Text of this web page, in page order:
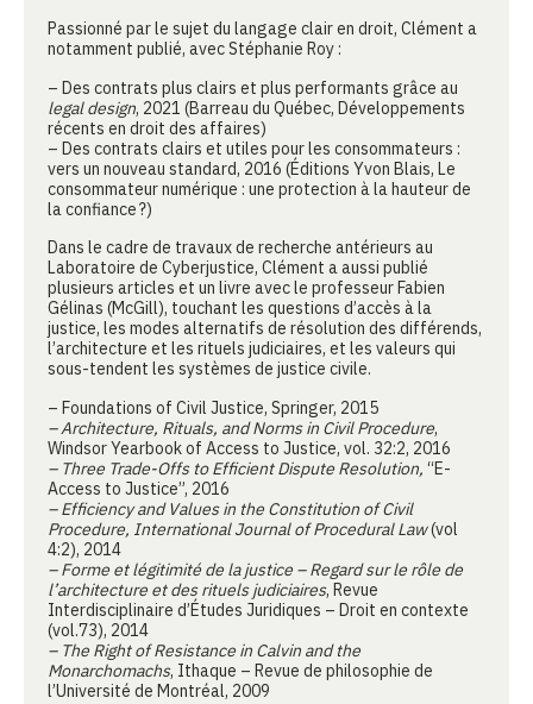
Passionné par le sujet du langage clair en droit, Clément a
notamment publié, avec Stéphanie Roy :
– Des contrats plus clairs et plus performants grâce au
legal design, 2021 (Barreau du Québec, Développements
récents en droit des affaires)
– Des contrats clairs et utiles pour les consommateurs :
vers un nouveau standard, 2016 (Éditions Yvon Blais, Le
consommateur numérique : une protection à la hauteur de
la confiance ?)
Dans le cadre de travaux de recherche antérieurs au
Laboratoire de Cyberjustice, Clément a aussi publié
plusieurs articles et un livre avec le professeur Fabien
Gélinas (McGill), touchant les questions d’accès à la
justice, les modes alternatifs de résolution des différends,
l’architecture et les rituels judiciaires, et les valeurs qui
sous-tendent les systèmes de justice civile.
– Foundations of Civil Justice, Springer, 2015
– Architecture, Rituals, and Norms in Civil Procedure,
Windsor Yearbook of Access to Justice, vol. 32:2, 2016
– Three Trade-Offs to Efficient Dispute Resolution, “E-
Access to Justice”, 2016
– Efficiency and Values in the Constitution of Civil
Procedure, International Journal of Procedural Law(vol
4:2), 2014
– Forme et légitimité de la justice – Regard sur le rôle de
l’architecture et des rituels judiciaires, Revue
Interdisciplinaire d’Études Juridiques – Droit en contexte
(vol.73), 2014
– The Right of Resistance in Calvin and the
Monarchomachs, Ithaque – Revue de philosophie de
l’Université de Montréal, 2009